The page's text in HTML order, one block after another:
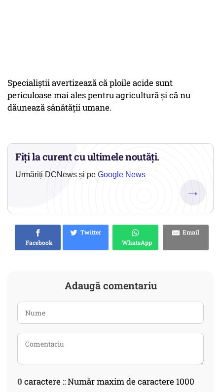
Specialiştii avertizează că ploile acide sunt
periculoase mai ales pentru agricultură şi că nu
dăunează sănătăţii umane.
Fiți la curent cu ultimele noutăți.
Urmăriți DCNews și pe Google News
→
Facebook
Twitter
WhatsApp
Email
Adaugă comentariu
0 caractere :: Număr maxim de caractere 1000